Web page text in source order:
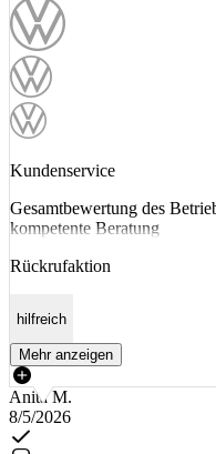
Kundenservice
Gesamtbewertung des
kompetente Beratung
Rückrufaktion
hilfreich
Mehr anzeigen
Anita M.
8/5/2026